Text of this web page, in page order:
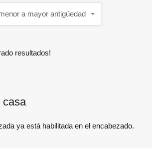
a mayor antigüedad
resultados!
casa
ya está habilitada en el encabezado.